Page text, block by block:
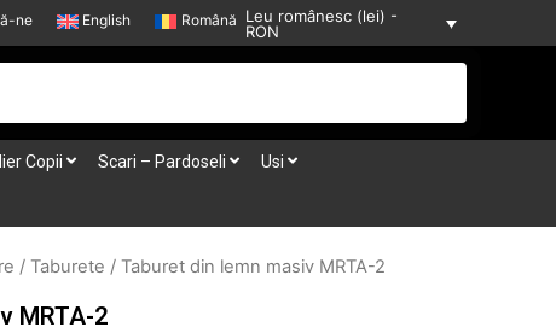
ne English Română Leu românesc (lei) -
RON
Copii Scari – Pardoseli
Usi
/ Taburete / Taburet din lemn masiv MRTA-2
MRTA-2